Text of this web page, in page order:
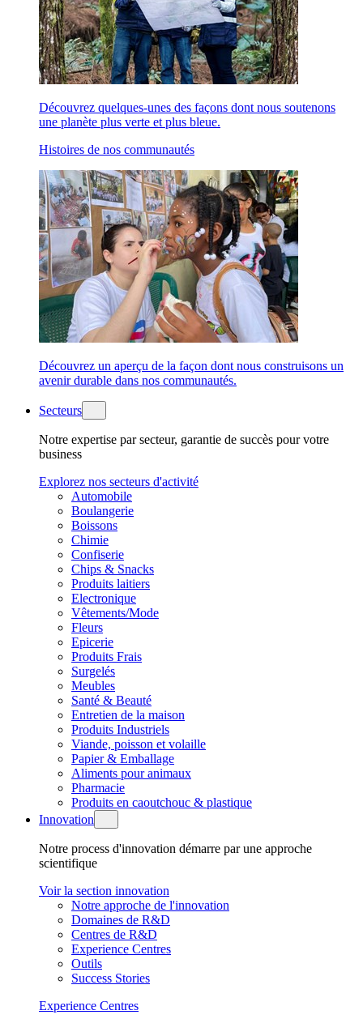
Découvrez quelques-unes des façons dont nous soutenons
une planète plus verte et plus bleue.
Histoires de nos communautés
Découvrez un aperçu de la façon dont nous construisons un
avenir durable dans nos communautés.
Secteurs
Notre expertise par secteur, garantie de succès pour votre
business
Explorez nos secteurs d'activité
Automobile
Boulangerie
Boissons
Chimie
Confiserie
Chips & Snacks
Produits laitiers
Electronique
Vêtements/Mode
Fleurs
Epicerie
Produits Frais
Surgelés
Meubles
Santé & Beauté
Entretien de la maison
Produits Industriels
Viande, poisson et volaille
Papier & Emballage
Aliments pour animaux
Pharmacie
Produits en caoutchouc & plastique
Innovation
Notre process d'innovation démarre par une approche
scientifique
Voir la section innovation
Notre approche de l'innovation
Domaines de R&D
Centres de R&D
Experience Centres
Outils
Success Stories
Experience Centres